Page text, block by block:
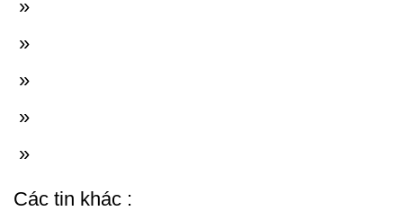
»
»
»
»
»
Các tin khác :